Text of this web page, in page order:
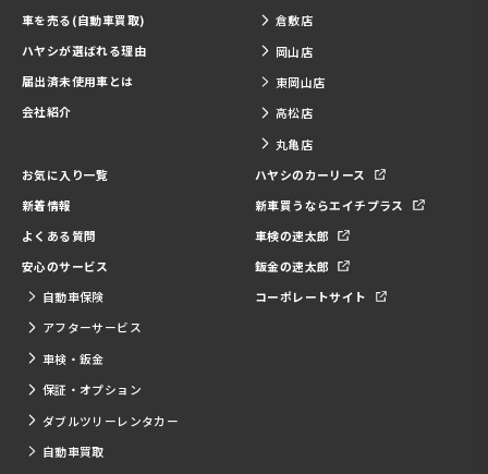
車を売る(自動車買取)
ハヤシが選ばれる理由
届出済未使用車とは
会社紹介
倉敷店
岡山店
東岡山店
高松店
丸亀店
お気に入り一覧
新着情報
よくある質問
安心のサービス
自動車保険
アフターサービス
車検・鈑金
保証・オプション
ダブルツリーレンタカー
自動車買取
ハヤシのカーリース
新車買うならエイチプラス
車検の速太郎
鈑金の速太郎
コーポレートサイト